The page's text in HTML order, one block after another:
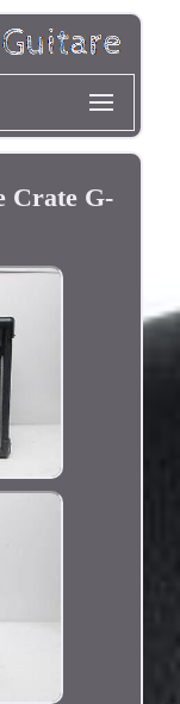
Crate G-